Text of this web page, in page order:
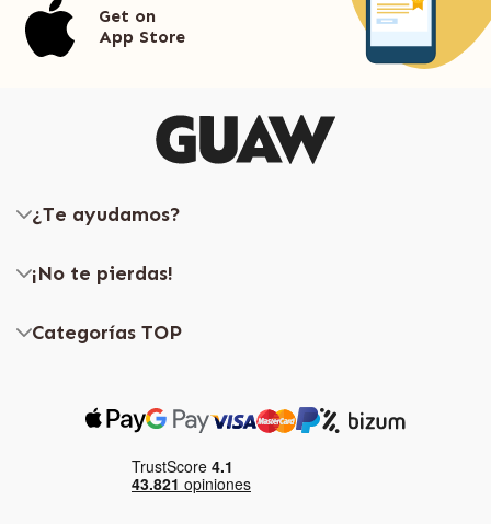
Get on
App Store
¿Te ayudamos?
¡No te pierdas!
Categorías TOP